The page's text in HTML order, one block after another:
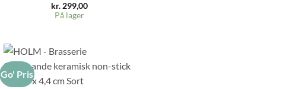
kr. 299,00
På lager
Go' Pris